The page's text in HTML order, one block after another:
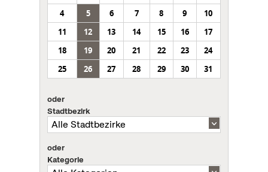
4
5 6 7 8 9
10
11
12 13 14 15 16
17
18
19 20 21 22 23
24
25
26 27 28 29 30 31
oder
Stadtbezirk
oder
Kategorie